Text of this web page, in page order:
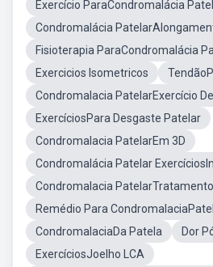
Exercício ParaCondromalácia
Condromalácia
Fisioterapia ParaCondromalácia
Exercicios Isometricos
Condromalacia PatelarExercício
ExercíciosPara Desgaste Patelar
Condromalacia PatelarEm 3D
Condromalácia Patelar
Condromalacia PatelarTratamento
Remédio Para
CondromalaciaDa Patela
Dor
ExercíciosJoelho LCA